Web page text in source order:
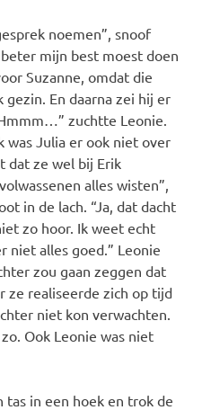
noemen”, snoof
mijn best moest doen
Suzanne, omdat die
gezin. En daarna zei hij er
zuchtte Leonie.
was Julia er ook niet over
dat ze wel bij Erik
alles wisten”,
in de lach. “Ja, dat dacht
zo hoor. Ik weet echt
niet alles goed.” Leonie
zou gaan zeggen dat
ze realiseerde zich op tijd
niet kon verwachten.
Ook Leonie was niet
in een hoek en trok de